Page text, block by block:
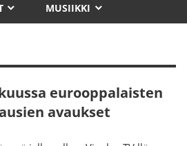
MUSIIKKI
eurooppalaisten
avaukset